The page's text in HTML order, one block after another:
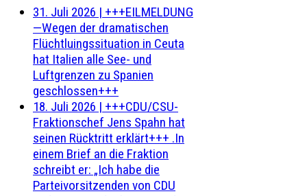
31. Juli 2026 | +++EILMELDUNG
—Wegen der dramatischen
Flüchtluingssituation in Ceuta
hat Italien alle See- und
Luftgrenzen zu Spanien
geschlossen+++
18. Juli 2026 | +++CDU/CSU-
Fraktionschef Jens Spahn hat
seinen Rücktritt erklärt+++ .In
einem Brief an die Fraktion
schreibt er: „Ich habe die
Parteivorsitzenden von CDU